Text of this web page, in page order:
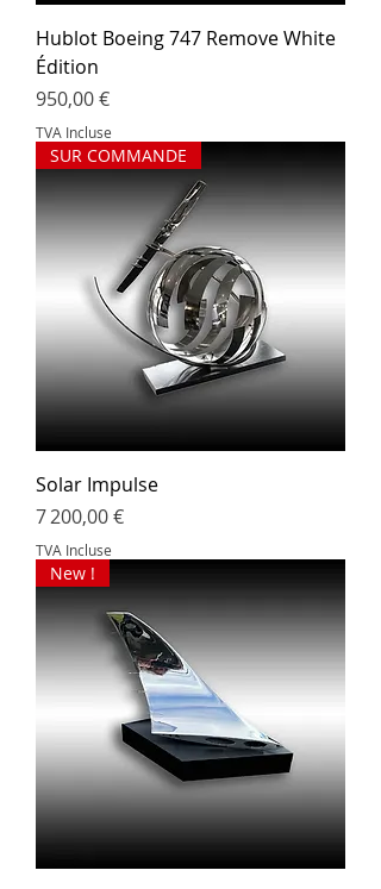
Hublot Boeing 747 Remove White
Édition
Prix
950,00 €
TVA Incluse
SUR COMMANDE
Solar Impulse
Prix
7 200,00 €
TVA Incluse
New !